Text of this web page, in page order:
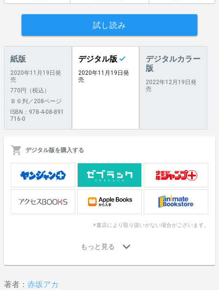
試し読み
紙版
2020年11月19日発
売
770円（税込）
Ｂ６判／208ページ
ISBN：978-4-08-891
716-0
デジタル版
2020年11月19日発
売
デジタルカラー
版
2022年12月19日発
売
デジタル版を購入する
※書店により取り扱いがない場合がございます。
著者： 赤坂アカ